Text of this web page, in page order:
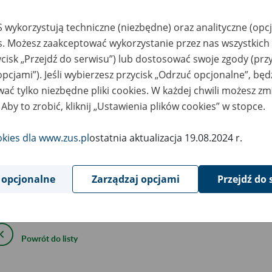
w terminie
emerytalnego
kwietnia
2018
podstawie art. 47 ust. 10j ustawy z dnia 13 października 1998 r.
(Dz. U. z 2017 r. poz. 1778 oraz z 2018 r. poz. 106,
od dnia 1 kwietnia 2018 r. do dnia 30 czerwca 2018 r.
w terminie składek do otwartego funduszu
Powrót do listy
wykorzystują techniczne (niezbędne) oraz analityczne
Możesz zaakceptować wykorzystanie przez nas
„Przejdź do serwisu”) lub dostosować swoje zgody
Jeśli wybierzesz przycisk „Odrzuć opcjonalne”,
tylko niezbędne pliki cookies. W każdej chwili możesz
to zrobić, kliknij „Ustawienia plików cookies” w stopce.
dla www.zus.plostatnia aktualizacja 19.08.2024 r.
Zarządzaj opcjami Przejdź do